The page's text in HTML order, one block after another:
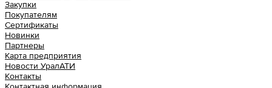
Закупки
Покупателям
Сертификаты
Новинки
Партнеры
Карта предприятия
Новости УралАТИ
Контакты